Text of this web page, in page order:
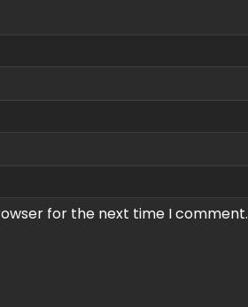
for the next time I comment.